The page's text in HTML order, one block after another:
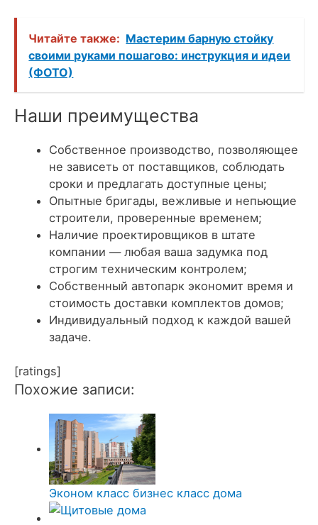
Читайте также: Мастерим барную стойку
своими руками пошагово: инструкция и идеи
(ФОТО)
Наши преимущества
Собственное производство, позволяющее
не зависеть от поставщиков, соблюдать
сроки и предлагать доступные цены;
Опытные бригады, вежливые и непьющие
строители, проверенные временем;
Наличие проектировщиков в штате
компании — любая ваша задумка под
строгим техническим контролем;
Собственный автопарк экономит время и
стоимость доставки комплектов домов;
Индивидуальный подход к каждой вашей
задаче.
[ratings]
Похожие записи:
Эконом класс бизнес класс дома